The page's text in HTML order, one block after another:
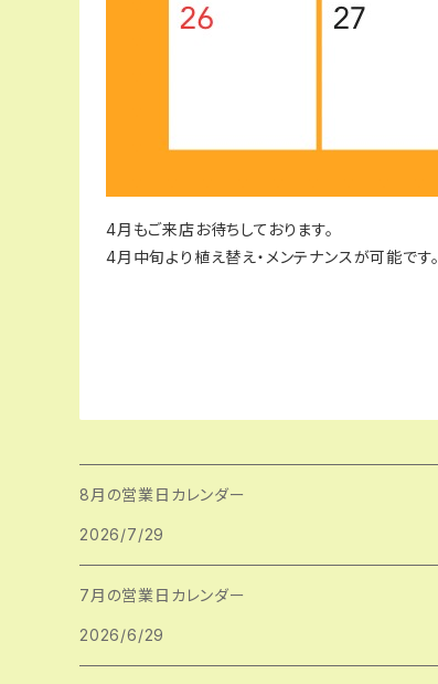
4月もご来店お待ちしております。
4月中旬より植え替え・メンテナンスが可能です。
8月の営業日カレンダー
2026/7/29
7月の営業日カレンダー
2026/6/29